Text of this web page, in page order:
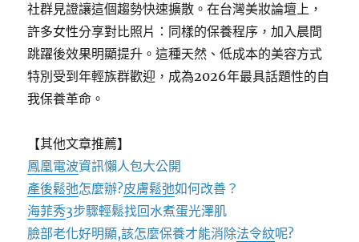
社群見證讓這個趨勢快速擴散。在台灣美妝論壇上，
許多女性分享對比照片：同樣的保養程序，加入晨間
跳躍後效果明顯提升。這種天然、低成本的美容方式
特別受到年輕族群歡迎，成為2026年最具話題性的自
我保養革命。
【其他文章推薦】
鳳凰電波資訊懶人包大公開
產後鬆弛怎麼辦?皮膚鬆弛如何改善？
海菲秀3步驟輕鬆找回水煮蛋光澤肌
臉部老化好明顯,該怎麼保養才能消除法令紋呢?